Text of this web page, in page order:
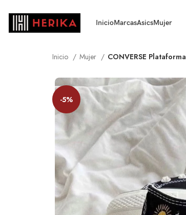
InicioMarcasAsicsMujer
Inicio Mujer CONVERSE Plataforma
-5%